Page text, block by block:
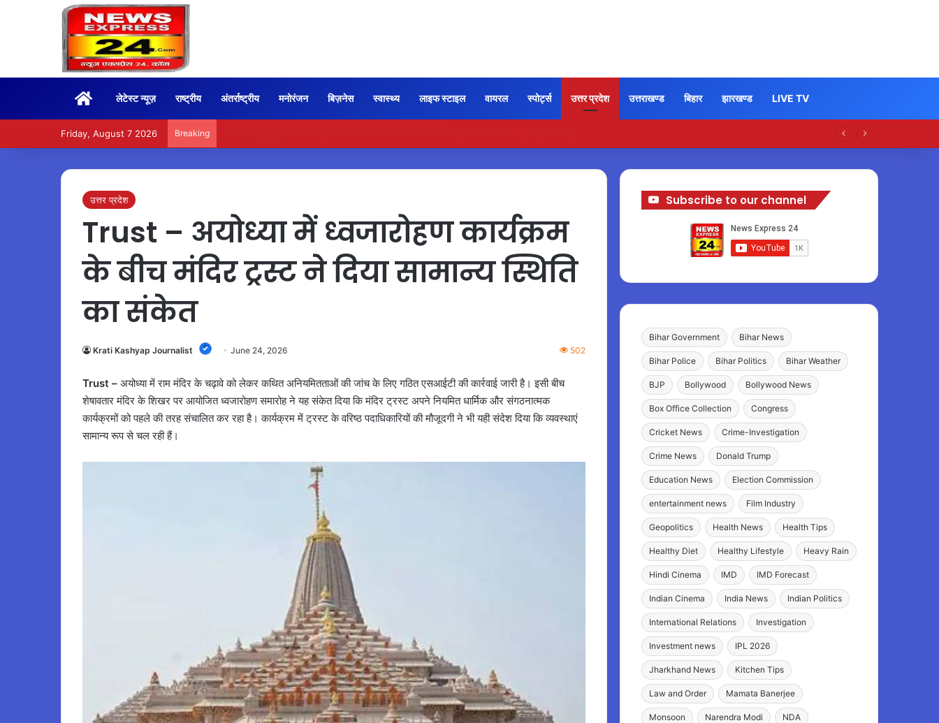
Homeलेटेस्ट न्यूज़ राष्ट्रीय अंतर्राष्ट्रीय मनोरंजन बिज़नेस स्वास्थ्य लाइफ स्टाइल वायरल स्पोर्ट्स उत्तर प्रदेश उत्तराखण्ड बिहार झारखण्ड LIVE TV
Friday, August 7 2026 Breaking
उत्तर प्रदेश
Trust – अयोध्या में ध्वजारोहण कार्यक्रम
के बीच मंदिर ट्रस्ट ने दिया सामान्य स्थिति
का संकेत
Krati Kashyap Journalist June 24, 2026 502
Trust – अयोध्या में राम मंदिर के चढ़ावे को लेकर कथित अनियमितताओं की जांच के लिए गठित एसआईटी की कार्रवाई जारी है। इसी बीच
शेषावतार मंदिर के शिखर पर आयोजित ध्वजारोहण समारोह ने यह संकेत दिया कि मंदिर ट्रस्ट अपने नियमित धार्मिक और संगठनात्मक
कार्यक्रमों को पहले की तरह संचालित कर रहा है। कार्यक्रम में ट्रस्ट के वरिष्ठ पदाधिकारियों की मौजूदगी ने भी यही संदेश दिया कि व्यवस्थाएं
सामान्य रूप से चल रही हैं।
Subscribe to our channel
Bihar Government Bihar News
Bihar Police Bihar Politics Bihar Weather
BJP Bollywood Bollywood News
Box Office Collection Congress
Cricket News Crime-Investigation
Crime News Donald Trump
Education News Election Commission
entertainment news Film Industry
Geopolitics Health News Health Tips
Healthy Diet Healthy Lifestyle Heavy Rain
Hindi Cinema IMD IMD Forecast
Indian Cinema India News Indian Politics
International Relations Investigation
Investment news IPL 2026
Jharkhand News Kitchen Tips
Law and Order Mamata Banerjee
Monsoon Narendra Modi NDA